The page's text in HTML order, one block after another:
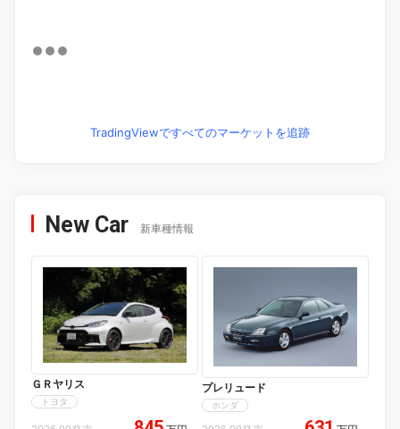
TradingViewですべてのマーケットを追跡
New Car 新車種情報
ＧＲヤリス
トヨタ
プレリュード
ホンダ